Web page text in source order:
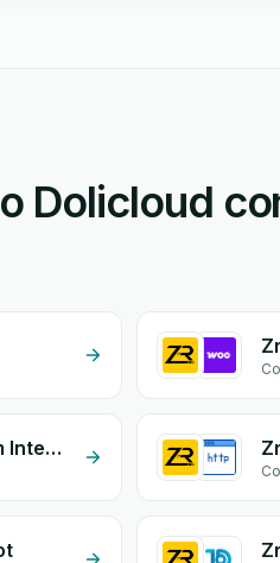
Dolicloud
Zrexpress + Google Form Integration